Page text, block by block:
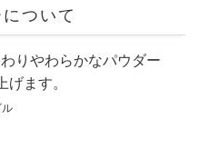
ついて
りやわらかなパウダー
ます。